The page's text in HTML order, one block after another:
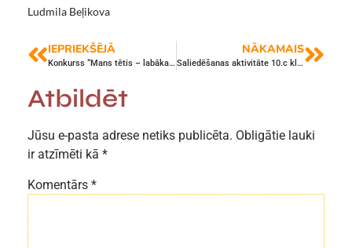
Ludmila Beļikova
IEPRIEKŠĒJĀ
Konkurss “Mans tētis – labākais” ir noslēdzies!
NĀKAMAIS
Saliedēšanas aktivitāte 10.c klases skolēniem
Atbildēt
Jūsu e-pasta adrese netiks publicēta. Obligātie lauki
ir atzīmēti kā *
Komentārs *